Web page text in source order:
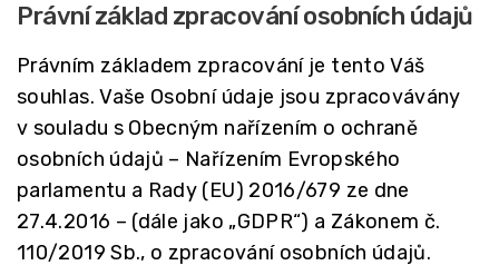
Právní základ zpracování osobních údajů
Právním základem zpracování je tento Váš
souhlas. Vaše Osobní údaje jsou zpracovávány
v souladu s Obecným nařízením o ochraně
osobních údajů – Nařízením Evropského
parlamentu a Rady (EU) 2016/679 ze dne
27.4.2016 – (dále jako „GDPR“) a Zákonem č.
110/2019 Sb., o zpracování osobních údajů.